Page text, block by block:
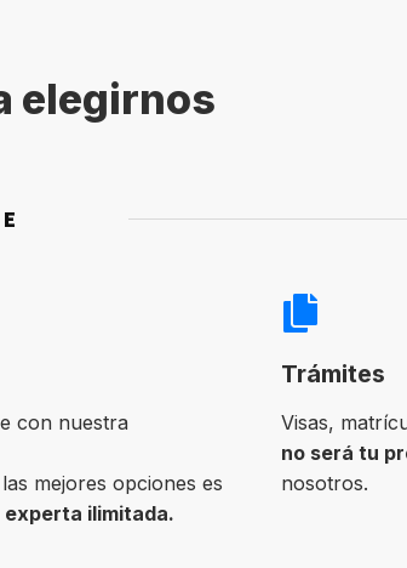
elegirnos
con nuestra
mejores opciones es
experta ilimitada.
Trámites
Visas,
no será tu
nosotros.